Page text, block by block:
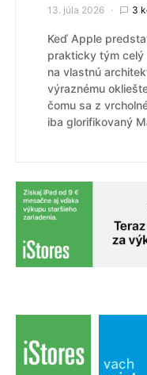
13. júla 2026 3
Keď Apple
prakticky tým celý
na vlastnú
výraznému
čomu sa z
iba glorifikovaný